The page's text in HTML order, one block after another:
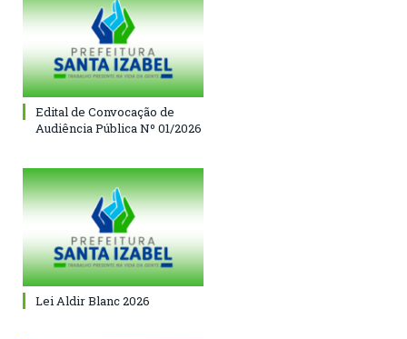
Edital de Convocação de
Audiência Pública Nº 01/2026
Lei Aldir Blanc 2026